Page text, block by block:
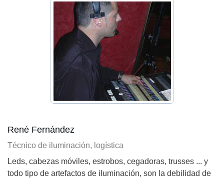
René Fernández
Técnico de iluminación, logística
Leds, cabezas móviles, estrobos, cegadoras, trusses ... y
todo tipo de artefactos de iluminación, son la debilidad de